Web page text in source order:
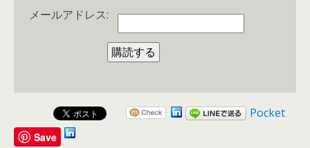
メールアドレス:
Pocket
Save